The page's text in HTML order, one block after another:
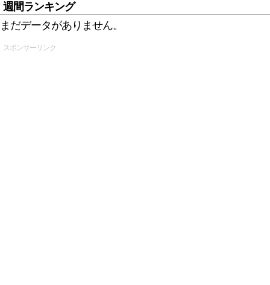
週間ランキング
まだデータがありません。
スポンサーリンク